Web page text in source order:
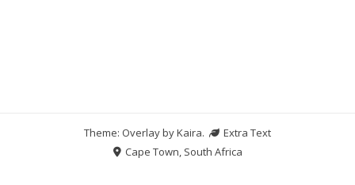
Theme: Overlay byKaira.
Extra Text
Cape Town, South Africa